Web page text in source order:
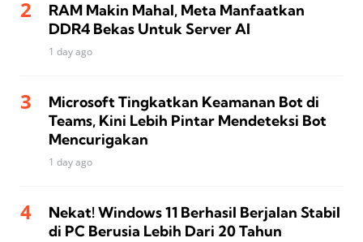
RAM Makin Mahal, Meta Manfaatkan
DDR4 Bekas Untuk Server AI
1 day ago
Microsoft Tingkatkan Keamanan Bot di
Teams, Kini Lebih Pintar Mendeteksi Bot
Mencurigakan
1 day ago
Nekat! Windows 11 Berhasil Berjalan Stabil
di PC Berusia Lebih Dari 20 Tahun